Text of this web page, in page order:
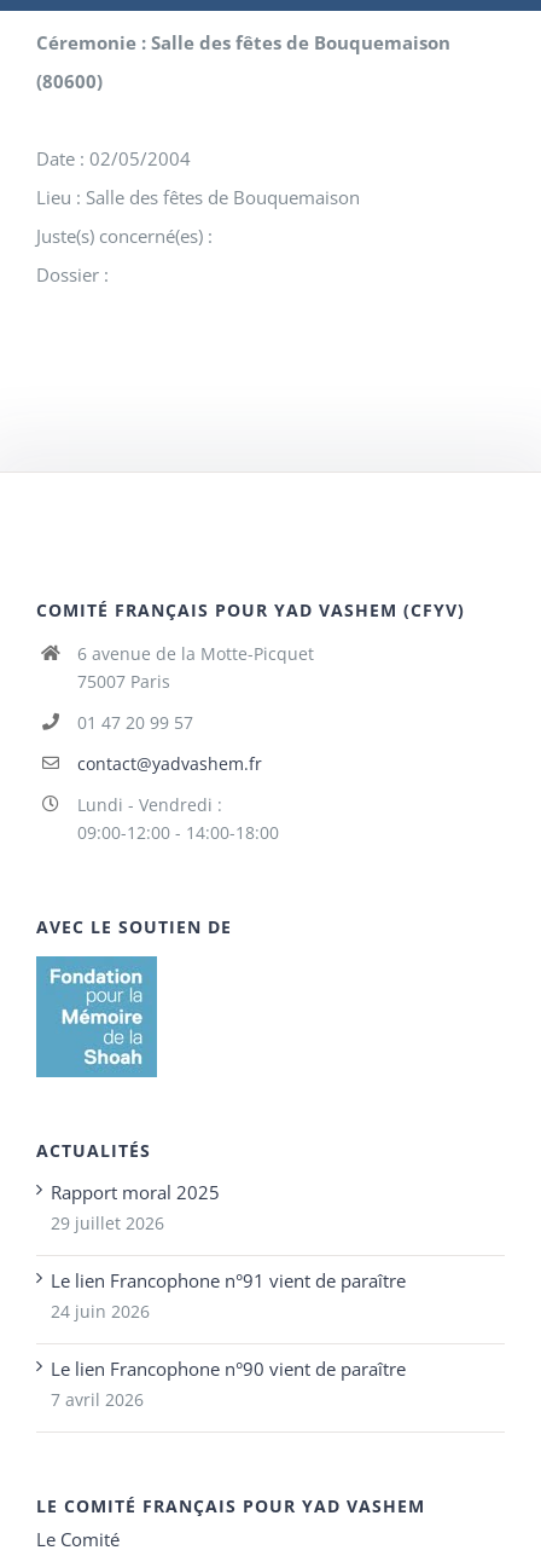
Céremonie : Salle des fêtes de Bouquemaison
(80600)
Date : 02/05/2004
Lieu : Salle des fêtes de Bouquemaison
Juste(s) concerné(es) :
Dossier :
COMITÉ FRANÇAIS POUR YAD VASHEM (CFYV)
6 avenue de la Motte-Picquet
75007 Paris
01 47 20 99 57
contact@yadvashem.fr
Lundi - Vendredi :
09:00-12:00 - 14:00-18:00
AVEC LE SOUTIEN DE
ACTUALITÉS
Rapport moral 2025
29 juillet 2026
Le lien Francophone n°91 vient de paraître
24 juin 2026
Le lien Francophone n°90 vient de paraître
7 avril 2026
LE COMITÉ FRANÇAIS POUR YAD VASHEM
Le Comité